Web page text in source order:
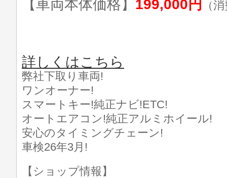
【車両本体価格】 199,000円 （
詳しくはこちら
弊社下取り車両!
ワンオーナー!
スマートキー!純正ナビ!ETC!
オートエアコン!純正アルミホイール!
安心のタイミングチェーン!
車検26年3月!
【ショップ情報】